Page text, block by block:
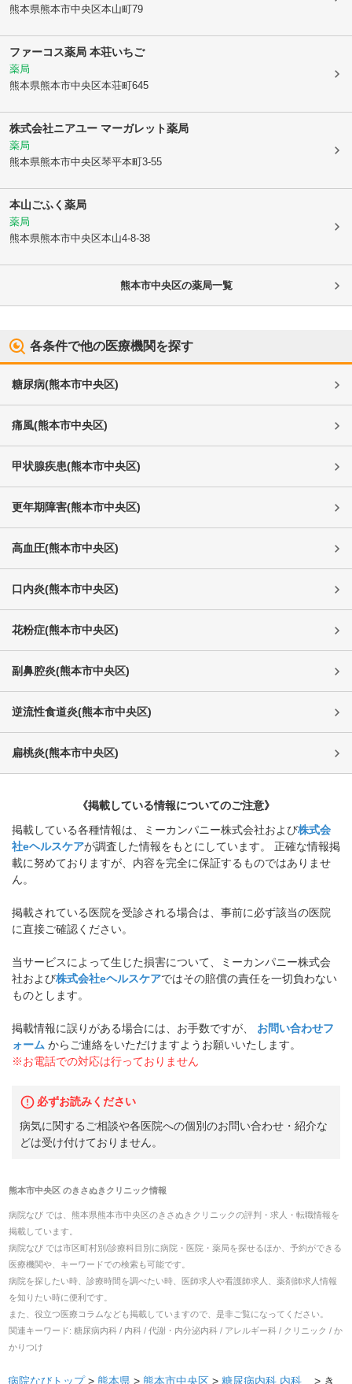
熊本県熊本市中央区本山町79
ファーコス薬局 本荘いちご
薬局
熊本県熊本市中央区本荘町645
株式会社ニアユー マーガレット薬局
薬局
熊本県熊本市中央区琴平本町3-55
本山ごふく薬局
薬局
熊本県熊本市中央区本山4-8-38
熊本市中央区の薬局一覧
各条件で他の医療機関を探す
糖尿病(熊本市中央区)
痛風(熊本市中央区)
甲状腺疾患(熊本市中央区)
更年期障害(熊本市中央区)
高血圧(熊本市中央区)
口内炎(熊本市中央区)
花粉症(熊本市中央区)
副鼻腔炎(熊本市中央区)
逆流性食道炎(熊本市中央区)
扁桃炎(熊本市中央区)
《掲載している情報についてのご注意》
掲載している各種情報は、ミーカンパニー株式会社および株式会
社eヘルスケアが調査した情報をもとにしています。 正確な情報掲
載に努めておりますが、内容を完全に保証するものではありませ
ん。
掲載されている医院を受診される場合は、事前に必ず該当の医院
に直接ご確認ください。
当サービスによって生じた損害について、ミーカンパニー株式会
社および株式会社eヘルスケアではその賠償の責任を一切負わない
ものとします。
掲載情報に誤りがある場合には、お手数ですが、
お問い合わせフ
ォーム からご連絡をいただけますようお願いいたします。
※お電話での対応は行っておりません
必ずお読みください
病気に関するご相談や各医院への個別のお問い合わせ・紹介な
どは受け付けておりません。
熊本市中央区のきさぬきクリニック情報
病院なび では、 熊本県熊本市中央区のきさぬきクリニックの評判・求人・転職情報を
掲載しています。
病院なび では市区町村別/診療科目別に病院・医院・薬局を探せるほか、予約ができる
医療機関や、キーワードでの検索も可能です。
病院を探したい時、診療時間を調べたい時、医師求人や看護師求人、薬剤師求人情報
を知りたい時に便利です。
また、役立つ医療コラムなども掲載していますので、是非ご覧になってください。
関連キーワード: 糖尿病内科 / 内科 / 代謝・内分泌内科 / アレルギー科 / クリニック / か
かりつけ
病院なびトップ > 熊本県 > 熊本市中央区 > 糖尿病内科 内科 ... > き